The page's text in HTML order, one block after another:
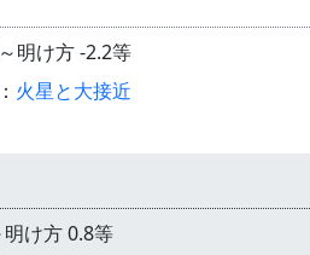
明け方 -2.2等
火星と大接近
け方 0.8等